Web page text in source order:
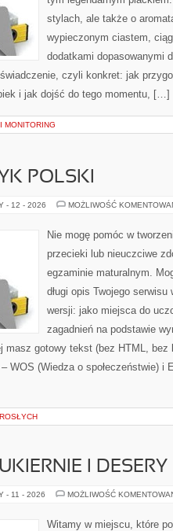
stylach, ale także o
wypieczonym ciastem,
dodatkami dopasowanymi
czyli konkret: jak
i jak dojść do tego momentu, […]
MONITORING
POLSKI
- 12 - 2026 MOŻLIWOŚĆ
Nie mogę pomóc w
przecieki lub nieuczciwe
egzaminie maturalnym.
długi opis Twojego
wersji: jako miejsca do
zagadnień na podstawie
masz gotowy tekst (bez HTML, bez
WOS (Wiedza o społeczeństwie) i
I DESERY
- 11 - 2026 MOŻLIWOŚĆ
Witamy w miejscu, które